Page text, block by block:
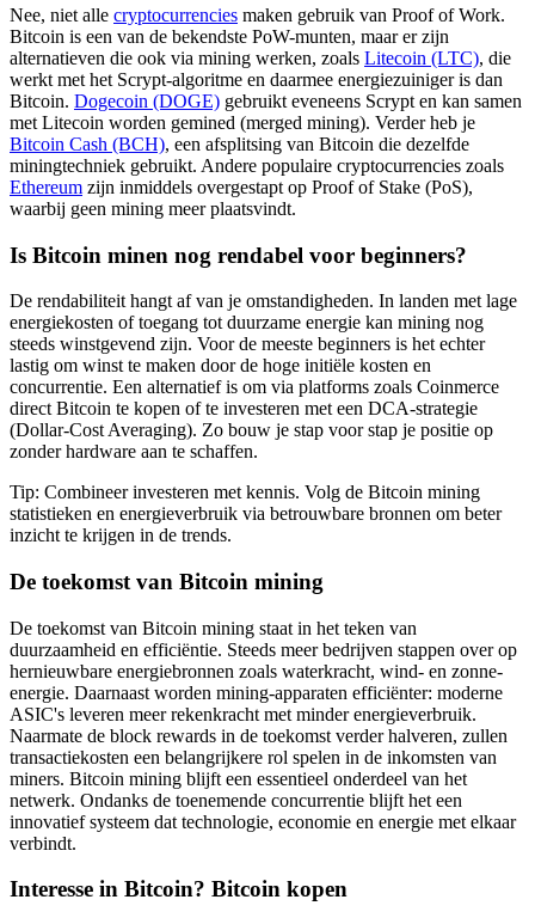
Nee, niet alle cryptocurrencies maken gebruik van Proof of Work.
Bitcoin is een van de bekendste PoW-munten, maar er zijn
alternatieven die ook via mining werken, zoals Litecoin (LTC), die
werkt met het Scrypt-algoritme en daarmee energiezuiniger is dan
Bitcoin. Dogecoin (DOGE) gebruikt eveneens Scrypt en kan samen
met Litecoin worden gemined (merged mining). Verder heb je
Bitcoin Cash (BCH), een afsplitsing van Bitcoin die dezelfde
miningtechniek gebruikt. Andere populaire cryptocurrencies zoals
Ethereum zijn inmiddels overgestapt op Proof of Stake (PoS),
waarbij geen mining meer plaatsvindt.
Is Bitcoin minen nog rendabel voor beginners?
De rendabiliteit hangt af van je omstandigheden. In landen met lage
energiekosten of toegang tot duurzame energie kan mining nog
steeds winstgevend zijn. Voor de meeste beginners is het echter
lastig om winst te maken door de hoge initiële kosten en
concurrentie. Een alternatief is om via platforms zoals Coinmerce
direct Bitcoin te kopen of te investeren met een DCA-strategie
(Dollar-Cost Averaging). Zo bouw je stap voor stap je positie op
zonder hardware aan te schaffen.
Tip: Combineer investeren met kennis. Volg de Bitcoin mining
statistieken en energieverbruik via betrouwbare bronnen om beter
inzicht te krijgen in de trends.
De toekomst van Bitcoin mining
De toekomst van Bitcoin mining staat in het teken van
duurzaamheid en efficiëntie. Steeds meer bedrijven stappen over op
hernieuwbare energiebronnen zoals waterkracht, wind- en zonne-
energie. Daarnaast worden mining-apparaten efficiënter: moderne
ASIC's leveren meer rekenkracht met minder energieverbruik.
Naarmate de block rewards in de toekomst verder halveren, zullen
transactiekosten een belangrijkere rol spelen in de inkomsten van
miners. Bitcoin mining blijft een essentieel onderdeel van het
netwerk. Ondanks de toenemende concurrentie blijft het een
innovatief systeem dat technologie, economie en energie met elkaar
verbindt.
Interesse in Bitcoin? Bitcoin kopen